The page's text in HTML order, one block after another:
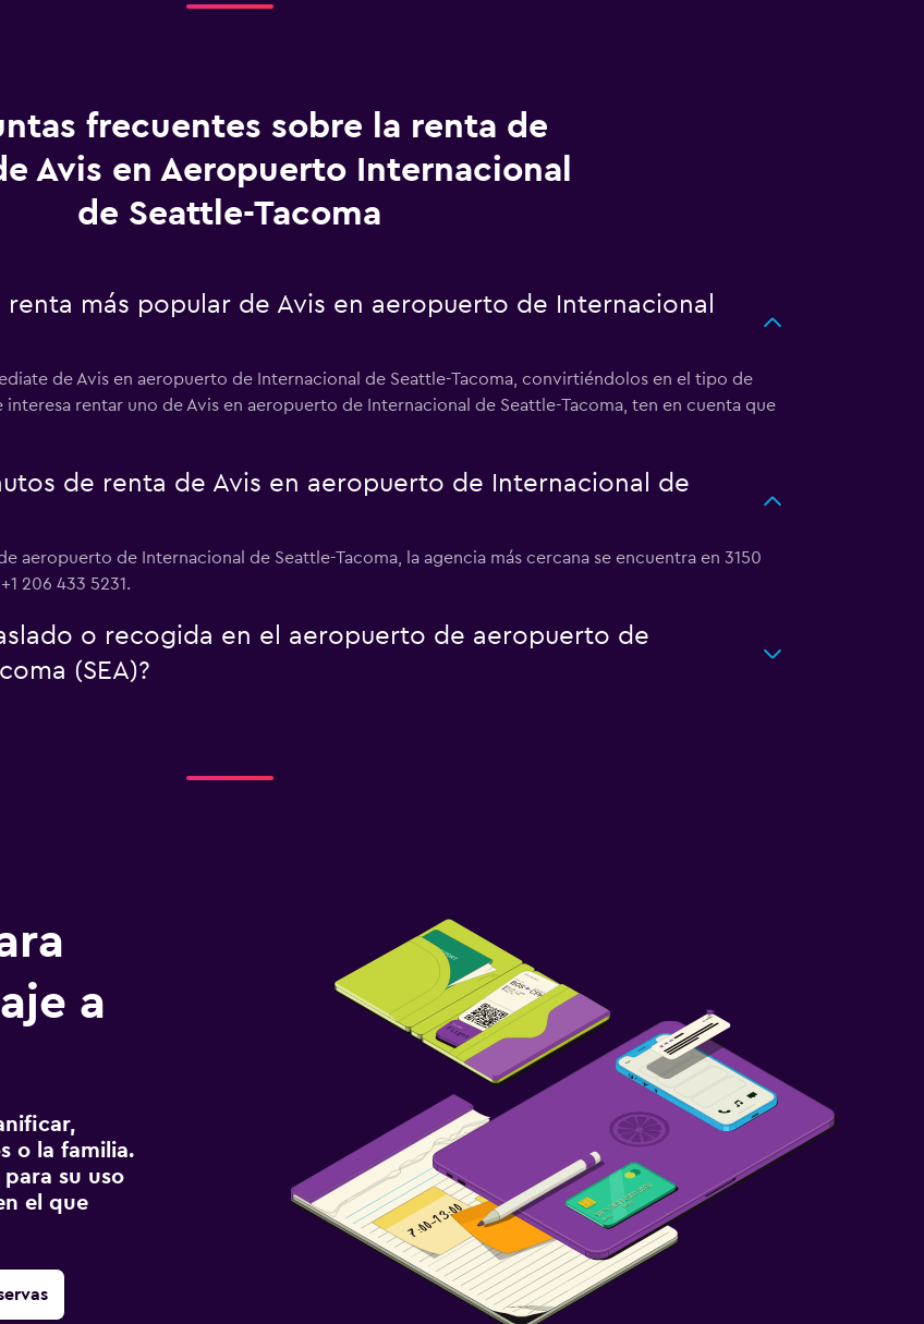
frecuentes sobre la renta de
Avis en Aeropuerto Internacional
de Seattle-Tacoma
más popular de Avis en aeropuerto de Internacional
de Avis en aeropuerto de Internacional de Seattle-Tacoma, convirtiéndolos en el tipo de
rentar uno de Avis en aeropuerto de Internacional de Seattle-Tacoma, ten en cuenta que
de renta de Avis en aeropuerto de Internacional de
aeropuerto de Internacional de Seattle-Tacoma, la agencia más cercana se encuentra en 3150
206 433 5231.
o recogida en el aeropuerto de aeropuerto de
(SEA)?
a
o la familia.
su uso
el que